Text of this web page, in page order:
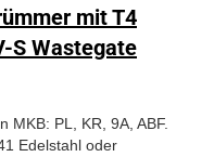
mit T4
S Wastegate
MKB: PL, KR, 9A, ABF.
Edelstahl oder